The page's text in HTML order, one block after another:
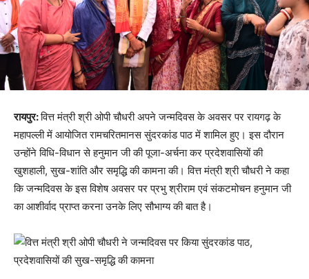
रायपुर:वित्त मंत्री श्री ओपी चौधरी अपने जन्मदिवस के अवसर पर रायगढ़ के
महापल्ली में आयोजित रामचरितमानस सुंदरकांड पाठ में शामिल हुए। इस दौरान
उन्होंने विधि-विधान से हनुमान जी की पूजा-अर्चना कर प्रदेशवासियों की
खुशहाली, सुख-शांति और समृद्धि की कामना की। वित्त मंत्री श्री चौधरी ने कहा
कि जन्मदिवस के इस विशेष अवसर पर प्रभु श्रीराम एवं संकटमोचन हनुमान जी
का आशीर्वाद प्राप्त करना उनके लिए सौभाग्य की बात है।